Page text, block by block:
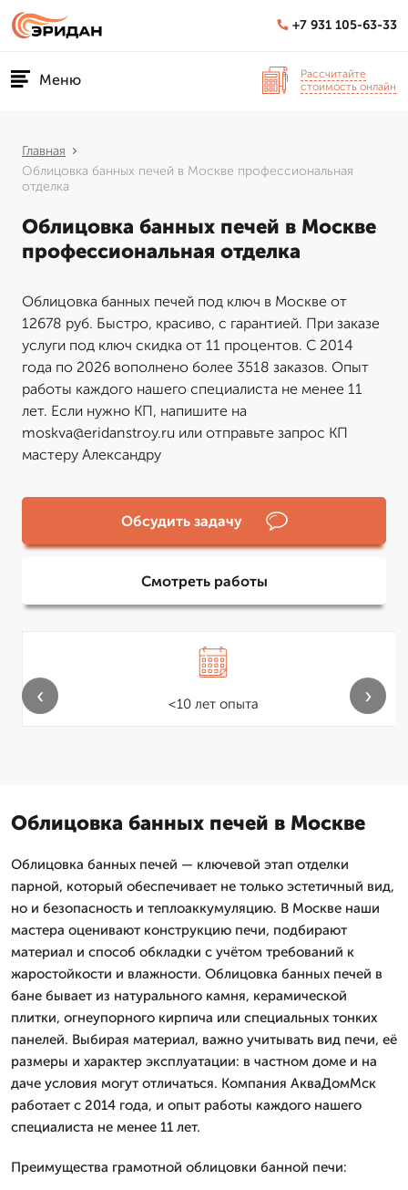
+7 931 105-63-33
Меню
Рассчитайте
стоимость онлайн
Главная
Облицовка банных печей в Москве профессиональная
отделка
Облицовка банных печей в Москве
профессиональная отделка
Облицовка банных печей под ключ в Москве от
12678 руб. Быстро, красиво, с гарантией. При заказе
услуги под ключ скидка от 11 процентов. С 2014
года по 2026 вополнено более 3518 заказов. Опыт
работы каждого нашего специалиста не менее 11
лет. Если нужно КП, напишите на
moskva@eridanstroy.ru или отправьте запрос КП
мастеру Александру
Обсудить задачу
Смотреть работы
<10 лет опыта
‹ ›
Облицовка банных печей в Москве
Облицовка банных печей — ключевой этап отделки
парной, который обеспечивает не только эстетичный вид,
но и безопасность и теплоаккумуляцию. В Москве наши
мастера оценивают конструкцию печи, подбирают
материал и способ обкладки с учётом требований к
жаростойкости и влажности. Облицовка банных печей в
бане бывает из натурального камня, керамической
плитки, огнеупорного кирпича или специальных тонких
панелей. Выбирая материал, важно учитывать вид печи, её
размеры и характер эксплуатации: в частном доме и на
даче условия могут отличаться. Компания АкваДомМск
работает с 2014 года, и опыт работы каждого нашего
специалиста не менее 11 лет.
Преимущества грамотной облицовки банной печи: